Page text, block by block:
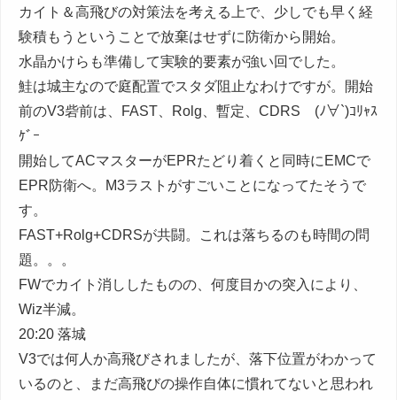
カイト＆高飛びの対策法を考える上で、少しでも早く経
験積もうということで放棄はせずに防衛から開始。
水晶かけらも準備して実験的要素が強い回でした。
鮭は城主なので庭配置でスタダ阻止なわけですが。開始
前のV3砦前は、FAST、Rolg、暫定、CDRS (ﾉ∀`)ｺﾘｬｽ
ｹﾞｰ
開始してACマスターがEPRたどり着くと同時にEMCで
EPR防衛へ。M3ラストがすごいことになってたそうで
す。
FAST+Rolg+CDRSが共闘。これは落ちるのも時間の問
題。。。
FWでカイト消ししたものの、何度目かの突入により、
Wiz半減。
20:20 落城
V3では何人か高飛びされましたが、落下位置がわかって
いるのと、まだ高飛びの操作自体に慣れてないと思われ